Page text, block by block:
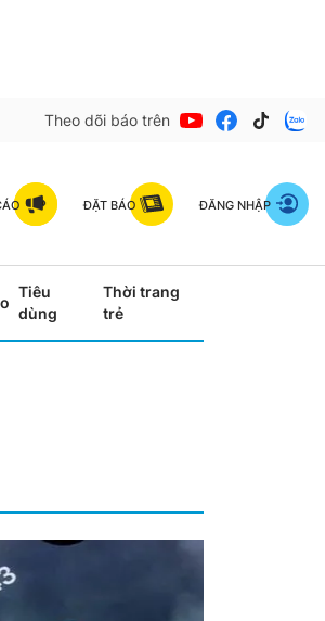
Theo dõi báo trên
ĐẶT BÁO ĐĂNG NHẬP
Tiêu
dùng
Thời trang
trẻ